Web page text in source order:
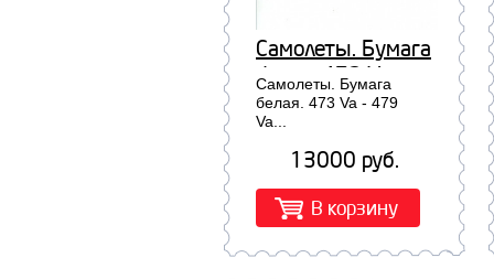
Самолеты. Бумага
белая. 473 Va -
479 Va
Самолеты. Бумага
белая. 473 Va - 479
Va...
13000 руб.
В корзину